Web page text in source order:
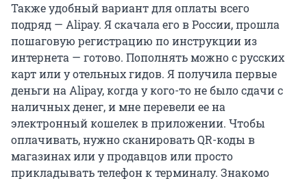
Также удобный вариант для оплаты всего
подряд — Alipay. Я скачала его в России, прошла
пошаговую регистрацию по инструкции из
интернета — готово. Пополнять можно с русских
карт или у отельных гидов. Я получила первые
деньги на Alipay, когда у кого-то не было сдачи с
наличных денег, и мне перевели ее на
электронный кошелек в приложении. Чтобы
оплачивать, нужно сканировать QR-коды в
магазинах или у продавцов или просто
прикладывать телефон к терминалу. Знакомо